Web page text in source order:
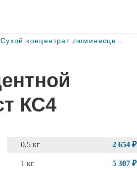
Сухой концентрат люминесце...
КС4
2 654 ₽
0,5 кг
5 307 ₽
1 кг